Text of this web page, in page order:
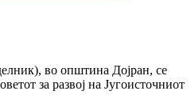
во општина Дојран, се
за развој на Југоисточниот